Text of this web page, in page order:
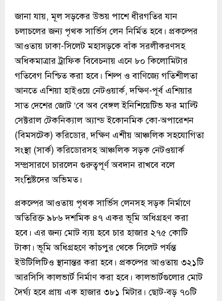
জানা যায়, মূল সড়কের উভয় পাশে ধীরগতির যান
চলাচলের জন্য পৃথক সার্ভিস লেন নির্মিত হবে। প্রকল্পের
আওতায় ঢাকা-সিলেট মহাসড়কে বাঁক সরলীকরণসহ
অধিকমাত্রার ট্রাফিক বিবেচনায় এনে ৮০ কিলোমিটার
গতিবেগ নিশ্চিত করা হবে। শিল্প ও বাণিজ্যে গতিশীলতা
আনতে এশিয়া হাইওয়ে নেটওয়ার্ক, দক্ষিণ-পূর্ব এশিয়ার
সাত দেশের জোট ‘বে অব বেঙ্গল ইনিশিয়েটিভ ফর মাল্টি
সেক্টরাল টেকনিক্যাল অ্যান্ড ইকোনমিক কো-অপারেশন
(বিমসটেক) করিডোর, দক্ষিণ এশীয় আঞ্চলিক সহযোগিতা
সংস্থা (সার্ক) করিডোরসহ আঞ্চলিক সড়ক নেটওয়ার্ক
সম্প্রসারণে চারলেন গুরুত্বপূর্ণ অবদান রাখবে বলে
সংশ্লিষ্টদের অভিমত।
প্রকল্পের আওতায় পৃথক সার্ভিস লেনসহ সড়ক নির্মাণে
অতিরিক্ত ৯৮৬ দশমিক ৪৭ একর ভূমি অধিগ্রহণ করা
হবে। এর জন্য মোট ব্যয় হবে চার হাজার ২৭৫ কোটি
টাকা। ভূমি অধিগ্রহণে কাঁচপুর থেকে সিলেট পর্যন্ত
ইউটিলিটিও স্থানান্তর করা হবে। প্রকল্পের আওতায় ৩২১টি
আরসিসি কালভার্ট নির্মাণ করা হবে। কালভার্টগুলোর মোট
দৈর্ঘ্য হবে প্রায় এক হাজার ৩৮১ মিটার। ছোট-বড় ৭০টি